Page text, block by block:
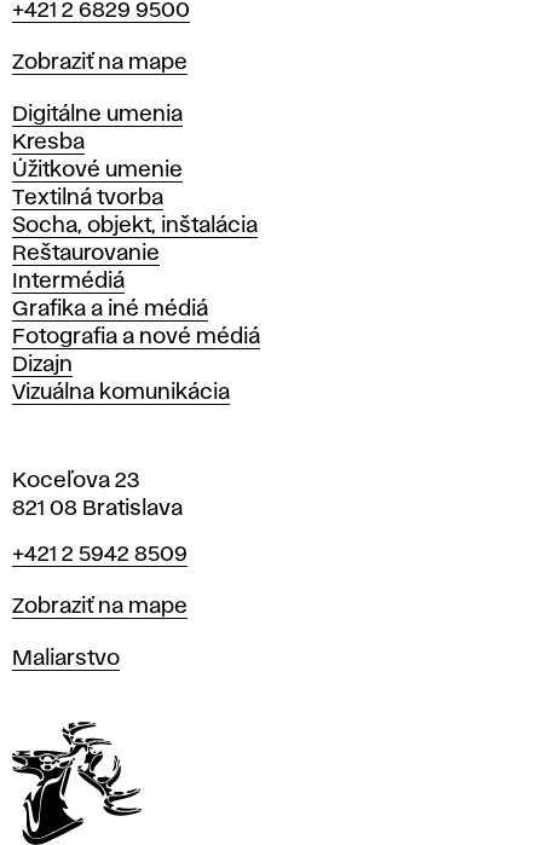
+421 2 6829 9500
Mapa
Zobraziť na mape
Katedry
Digitálne umenia
Kresba
Úžitkové umenie
Textilná tvorba
Socha, objekt, inštalácia
Reštaurovanie
Intermédiá
Grafika a iné médiá
Fotografia a nové médiá
Dizajn
Vizuálna komunikácia
Koceľova 23
821 08 Bratislava
Telefón
+421 2 5942 8509
Mapa
Zobraziť na mape
Katedry
Maliarstvo